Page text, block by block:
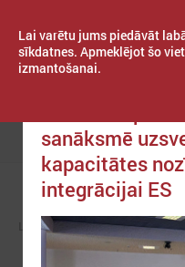
Lai varētu jums piedāvāt
sīkdatnes. Apmeklējot šo
izmantošanai.
Izvēlne
ZIŅAS EIROPĀ UN
sanāksmē
kapacitātes
integrācijai ES